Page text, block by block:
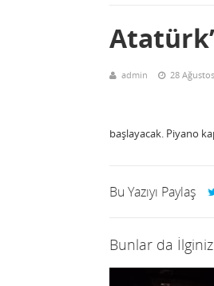
admin 28
başlayacak. Piyano
Bu Yazıyı Paylaş
Bunlar da